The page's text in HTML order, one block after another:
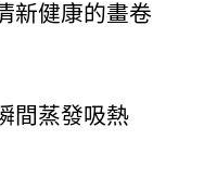
新健康的畫卷
間蒸發吸熱